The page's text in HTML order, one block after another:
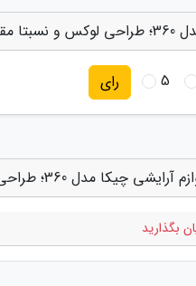
دهید
5 رای
360؛ طراحی لوکس و نسبتا مقاوم"
بگذارید